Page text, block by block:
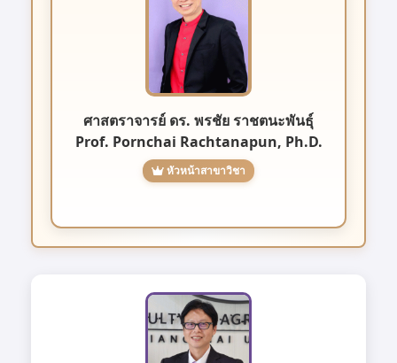
ศาสตราจารย์ ดร. พรชัย ราชตนะพันธุ์
Prof. Pornchai Rachtanapun, Ph.D.
หัวหน้าสาขาวิชา